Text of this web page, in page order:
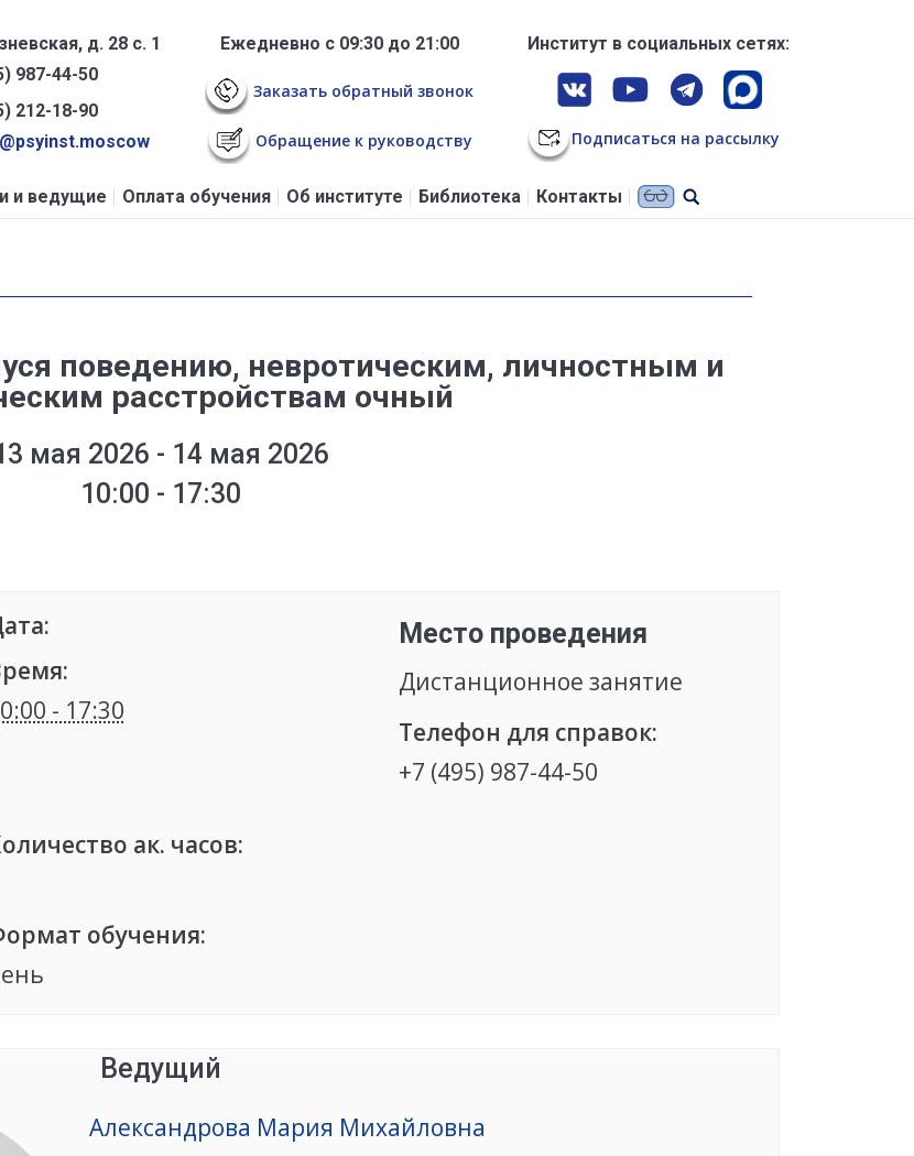
д. 28 с. 1
987-44-50
212-18-90
Ежедневно с 09:30 до 21:00
Заказать обратный звонок
Обращение к руководству
Институт в социальных сетях:
Подписаться на рассылку
и ведущие Оплата обучения Об институте Библиотека Контакты
поведению, невротическим, личностным и
расстройствам очный
мая 2026 - 14 мая 2026
10:00 - 17:30
- 17:30
Место проведения
Дистанционное занятие
Телефон для справок:
+7 (495) 987-44-50
ак. часов:
обучения:
Ведущий
Александрова Мария Михайловна